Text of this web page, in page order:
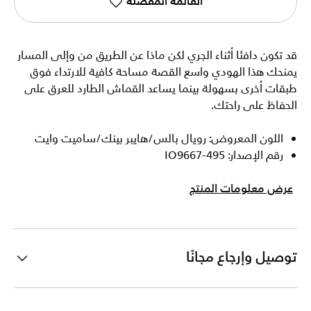
قد تكون دافئا أثناء الجري لكن ماذا عن الطريق من وإلى المسار
يمنحك هذا الهودي واسع القصة مساحة كافية للارتداء فوق
طبقات أخرى بسهولة بينما يساعد القماش الطارد للعرق على
الحفاظ على راحتك.
اللون المعروض: رويال بالس/هايبر بينك/ساميت وايت
رقم الإصدار: IO9667-495
عرض معلومات المنتج
توصيل وإرجاع مجانًا